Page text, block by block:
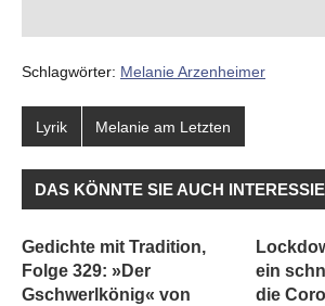
Schlagwörter: Melanie Arzenheimer
Lyrik Melanie am Letzten
DAS KÖNNTE SIE AUCH
Gedichte mit Tradition,
Folge 329: »Der
Gschwerlkönig« von
ein
die